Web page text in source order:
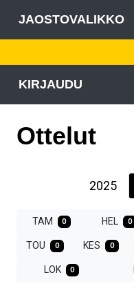
JAOSTOVALIKKO
KIRJAUDU
Ottelut
2025
TAM 0 HEL 0
TOU 0 KES 0
LOK 0